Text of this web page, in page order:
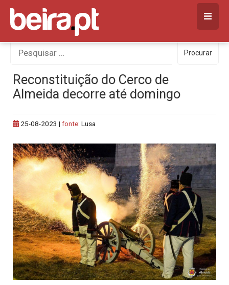
Skip
content
Procurar
por:
Procurar
Reconstituição do Cerco de
Almeida decorre até domingo
25-08-2023 | fonte: Lusa